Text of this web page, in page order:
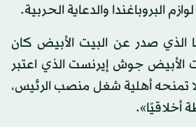
البروباغندا والدعاية الحربية.
الذي صدر عن البيت الأبيض كان
الأبيض جوش إيرنست الذي اعتبر
تمنحه أهلية شغل منصب الرئيس،
أخلاقيًا».